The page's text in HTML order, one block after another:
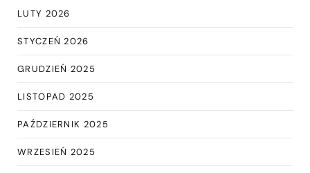
LUTY 2026
STYCZEŃ 2026
GRUDZIEŃ 2025
LISTOPAD 2025
PAŹDZIERNIK 2025
WRZESIEŃ 2025